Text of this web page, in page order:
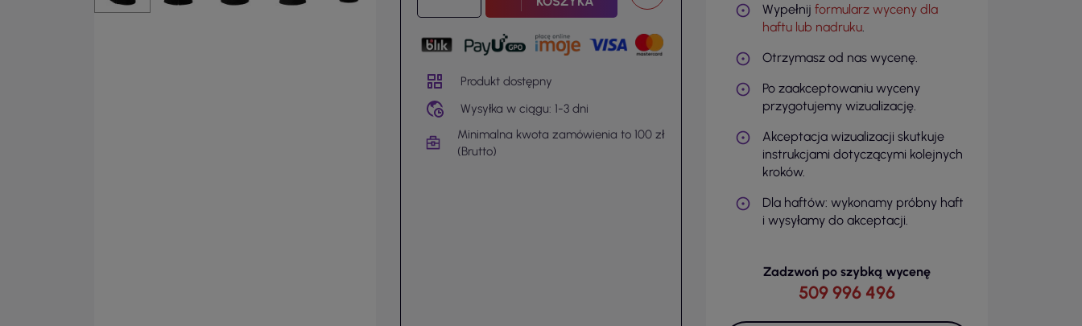
Produkt dostępny
Wysyłka w ciągu: 1-3 dni
Minimalna kwota zamówienia to 100 zł
(Brutto)
Wypełnij formularz wyceny dla
haftu lub nadruku.
Otrzymasz od nas wycenę.
Po zaakceptowaniu wyceny
przygotujemy wizualizację.
Akceptacja wizualizacji skutkuje
instrukcjami dotyczącymi kolejnych
kroków.
Dla haftów: wykonamy próbny haft
i wysyłamy do akceptacji.
Zadzwoń po szybką wycenę
509 996 496